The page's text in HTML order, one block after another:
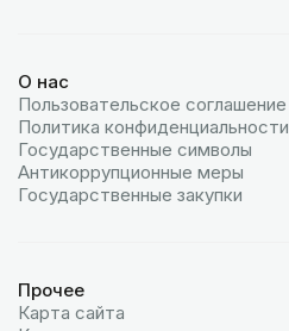
О нас
Пользовательское соглашение
Политика конфиденциальности
Государственные символы
Антикоррупционные меры
Государственные закупки
Прочее
Карта сайта